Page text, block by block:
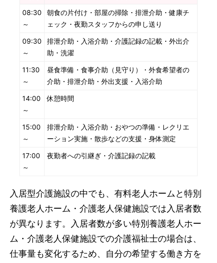
08:30
～
朝食の片付け・部屋の掃除・排泄介助・健康チ
ェック・夜勤スタッフからの申し送り
09:30
～
排泄介助・入浴介助・介護記録の記載・外出介
助・洗濯
11:30
～
昼食準備・食事介助（見守り）・外食希望者の
介助・排泄介助・外出支援・入浴介助
14:00
～
休憩時間
15:00
～
排泄介助・入浴介助・おやつの準備・レクリエ
ーション実施・散歩などの支援・身体測定
17:00
～
夜勤者への引継ぎ・介護記録の記載
入居型介護施設の中でも、有料老人ホームと特別
養護老人ホーム・介護老人保健施設では入居者数
が異なります。入居者数が多い特別養護老人ホー
ム・介護老人保健施設での介護福祉士の場合は、
仕事量も変化するため、自分の希望する働き方を